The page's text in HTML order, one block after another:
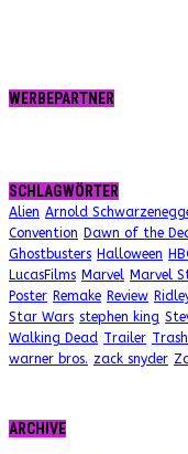
WERBEPARTNER
SCHLAGWÖRTER
Alien Arnold
Convention Dawn of the
Ghostbusters Halloween
LucasFilms Marvel Marvel
Poster Remake Review
Star Wars stephen king
Walking Dead Trailer
warner bros. zack snyder
ARCHIVE